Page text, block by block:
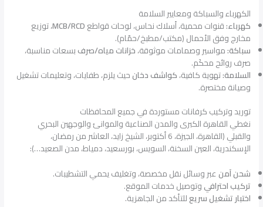
الكهرباء والسباكة ومعايير السلامة
كهرباء:قنوات محمية، أسلاك نحاس، لوحات قواطعMCB/RCD، توزيع
مخارج وفق الأحمال (مكتب/مطبخ/حمّام).
سباكة:مواسير وصمامات موثوقة،خزانات مياه/صرفبسعات مناسبة،
صرف روائح محكَم.
السلامة:تهوية كافية،كواشف دخانحيث يلزم، طفايات، وتعليمات تشغيل
وصيانة مختصرة.
توريد وتركيب كرفانات مستوردة في جميع المحافظات
نغطي القاهرة الكبرى والمدن الصناعية والموانئ والوجهين البحري
والقبلي (القاهرة، الجيزة، 6 أكتوبر، الشيخ زايد، العاشر من رمضان،
الإسكندرية، العين السخنة، السويس، بورسعيد، دمياط، مدن الصعيد…):
شحن آمنعبر وسائل نقل مخصصة، وتغليف يحمي التشطيبات.
تركيب احترافيوتوصيل خدمات الموقع.
اختبار تشغيل سريعللتأكد من الجاهزية.